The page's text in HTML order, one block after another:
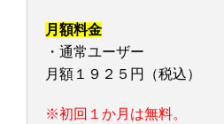
月額料金
・通常ユーザー
月額１９２５円（税込）
※初回１か月は無料。